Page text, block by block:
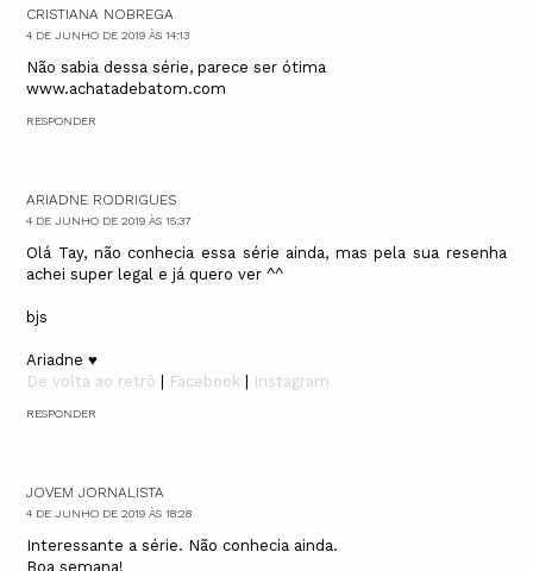
CRISTIANA NOBREGA
4 DE JUNHO DE 2019 ÀS 14:13
Não sabia dessa série, parece ser ótima
www.achatadebatom.com
RESPONDER
ARIADNE RODRIGUES
4 DE JUNHO DE 2019 ÀS 15:37
Olá Tay, não conhecia essa série ainda, mas pela sua resenha
achei super legal e já quero ver ^^
bjs
Ariadne ♥
De volta ao retrô
Facebook Instagram
RESPONDER
JOVEM JORNALISTA
4 DE JUNHO DE 2019 ÀS 18:28
Interessante a série. Não conhecia ainda.
Boa semana!